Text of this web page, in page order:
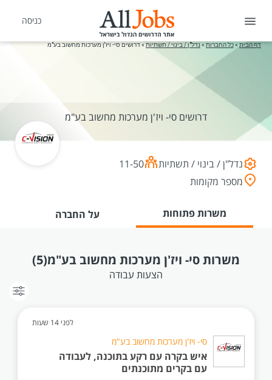
כניסה
דף הבית »כל החברות » נדל"ן / בינוי / תשתיות»דרושים סי- ויז'ן מערכות מחשוב בע"מ
דרושים סי- ויז'ן מערכות מחשוב בע"מ
נדל"ן / בינוי / תשתיות
11-50
מספר מקומות
משרות פתוחות על החברה
משרות סי- ויז'ן מערכות מחשוב בע"מ(5)
הצעות עבודה
לפני 14 שעות
סי- ויז'ן מערכות מחשוב בע"מ
איש בקרה עם רקע בתוכנה, לעבודה
עם בקרים מתוכנתים